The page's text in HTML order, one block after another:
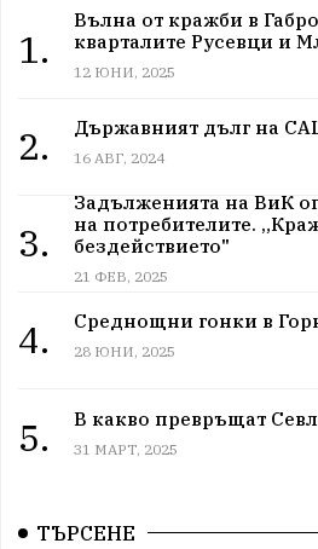
1.
Вълна от кражби в
кварталите Русевци и
12 ЮНИ, 2025
2. Държавният дълг на
16 АВГ, 2024
3.
Задълженията на ВиК
на потребителите.
бездействието"
21 ФЕВ, 2025
4. Среднощни гонки в
28 ЮНИ, 2025
5. В какво превръщат
31 МАРТ, 2025
ТЪРСЕНЕ